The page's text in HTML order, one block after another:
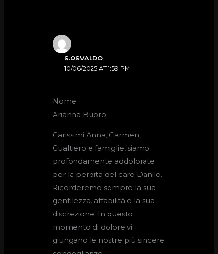
S.OSVALDO
10/06/2025 AT 1:59 PM
Nome
Arianna Buoro
Carissimi Anna, Carmen,
Gualtiero e famiglie, siamo
profondamente addolorate
per la perdita del caro Danilo.
Ricorderemo sempre la sua
gentilezza, affabilità e la sua
discrezione. In questo
momento di dolore vi
giungano le nostre più sincere